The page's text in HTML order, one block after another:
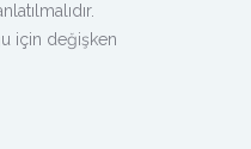
için değişken